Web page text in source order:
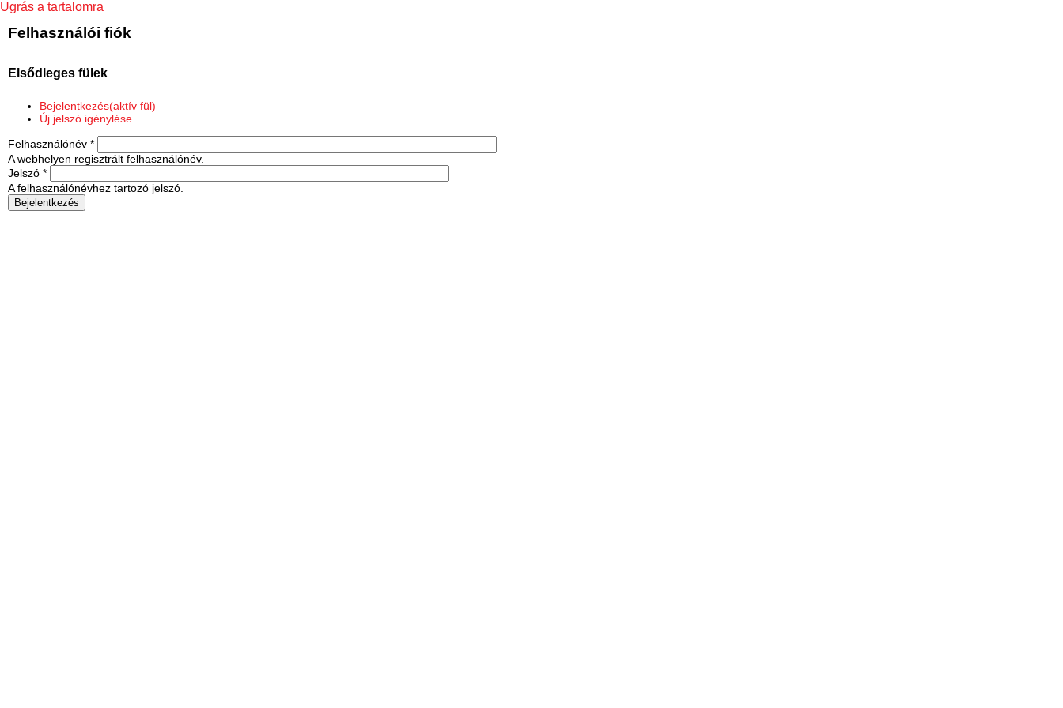
Ugrás a tartalomra
Felhasználói fiók
Elsődleges fülek
Bejelentkezés(aktív fül)
Új jelszó igénylése
Felhasználónév *
A webhelyen regisztrált felhasználónév.
Jelszó *
A felhasználónévhez tartozó jelszó.